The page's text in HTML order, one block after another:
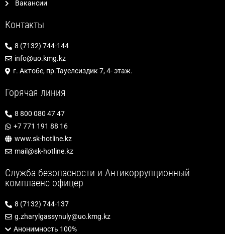
Вакансии
Контакты
8 (7132) 744-144
info@uo.kmg.kz
г. Актобе, пр.Тауелсиздик 7, 4- этаж.
Горячая линия
8 800 080 47 47
+7 771 191 88 16
www.sk-hotline.kz
mail@sk-hotline.kz
Служба безопасности и Антикоррупционный
комплаенс офицер
8 (7132) 744-137
g.zharylgassynuly@uo.kmg.kz
Анонимность 100%